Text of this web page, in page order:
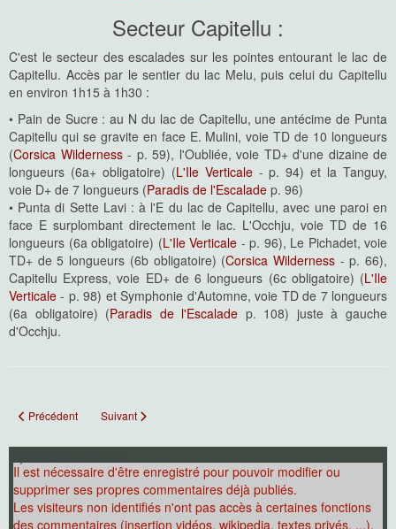
Secteur Capitellu :
C'est le secteur des escalades sur les pointes entourant le lac de
Capitellu. Accès par le sentier du lac Melu, puis celui du Capitellu
en environ 1h15 à 1h30 :
• Pain de Sucre : au N du lac de Capitellu, une antécime de Punta
Capitellu qui se gravite en face E. Mulini, voie TD de 10 longueurs
(Corsica Wilderness- p. 59), l'Oubliée, voie TD+ d'une dizaine de
longueurs (6a+ obligatoire) (L'Ile Verticale- p. 94) et la Tanguy,
voie D+ de 7 longueurs (Paradis de l'Escalade p. 96)
• Punta di Sette Lavi : à l'E du lac de Capitellu, avec une paroi en
face E surplombant directement le lac. L'Occhju, voie TD de 16
longueurs (6a obligatoire) (L'Ile Verticale - p. 96), Le Pichadet, voie
TD+ de 5 longueurs (6b obligatoire) (Corsica Wilderness- p. 66),
Capitellu Express, voie ED+ de 6 longueurs (6c obligatoire) (L'Ile
Verticale - p. 98) et Symphonie d'Automne, voie TD de 7 longueurs
(6a obligatoire) (Paradis de l'Escalade p. 108) juste à gauche
d'Occhju.
Article précédent : Cortenais/Tavignanu
Précédent Article suivant : Cortenais/Verghjellu
Suivant
Il est nécessaire d'être enregistré pour pouvoir modifier ou
supprimer ses propres commentaires déjà publiés.
Les visiteurs non identifiés n'ont pas accès à certaines fonctions
des commentaires (insertion vidéos, wikipedia, textes privés, ...).